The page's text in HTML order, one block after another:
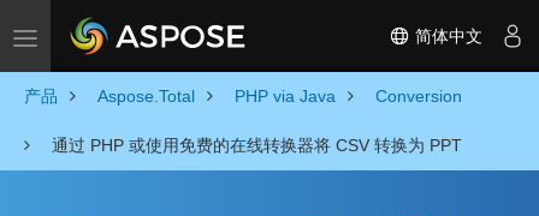
Toggle navigation 简体中文
产品 Aspose.Total PHP via Java Conversion
通过 PHP 或使用免费的在线转换器将 CSV 转换为 PPT